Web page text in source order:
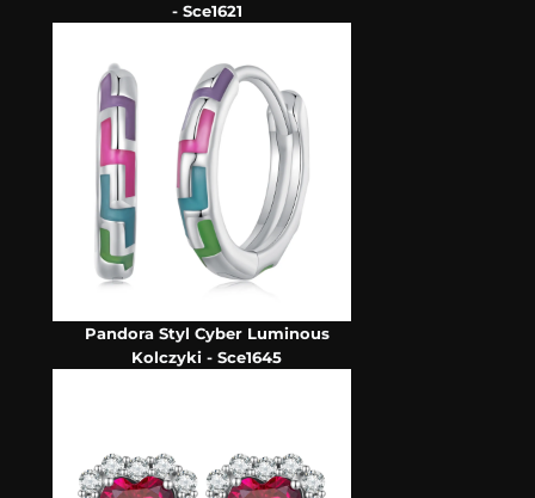
- Sce1621
Pandora Styl Cyber Luminous
Kolczyki - Sce1645